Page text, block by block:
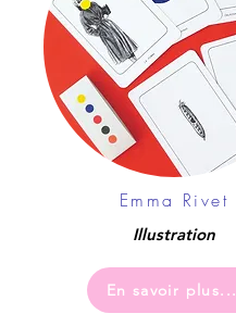
Emma Rivet
Illustration
En savoir plus...